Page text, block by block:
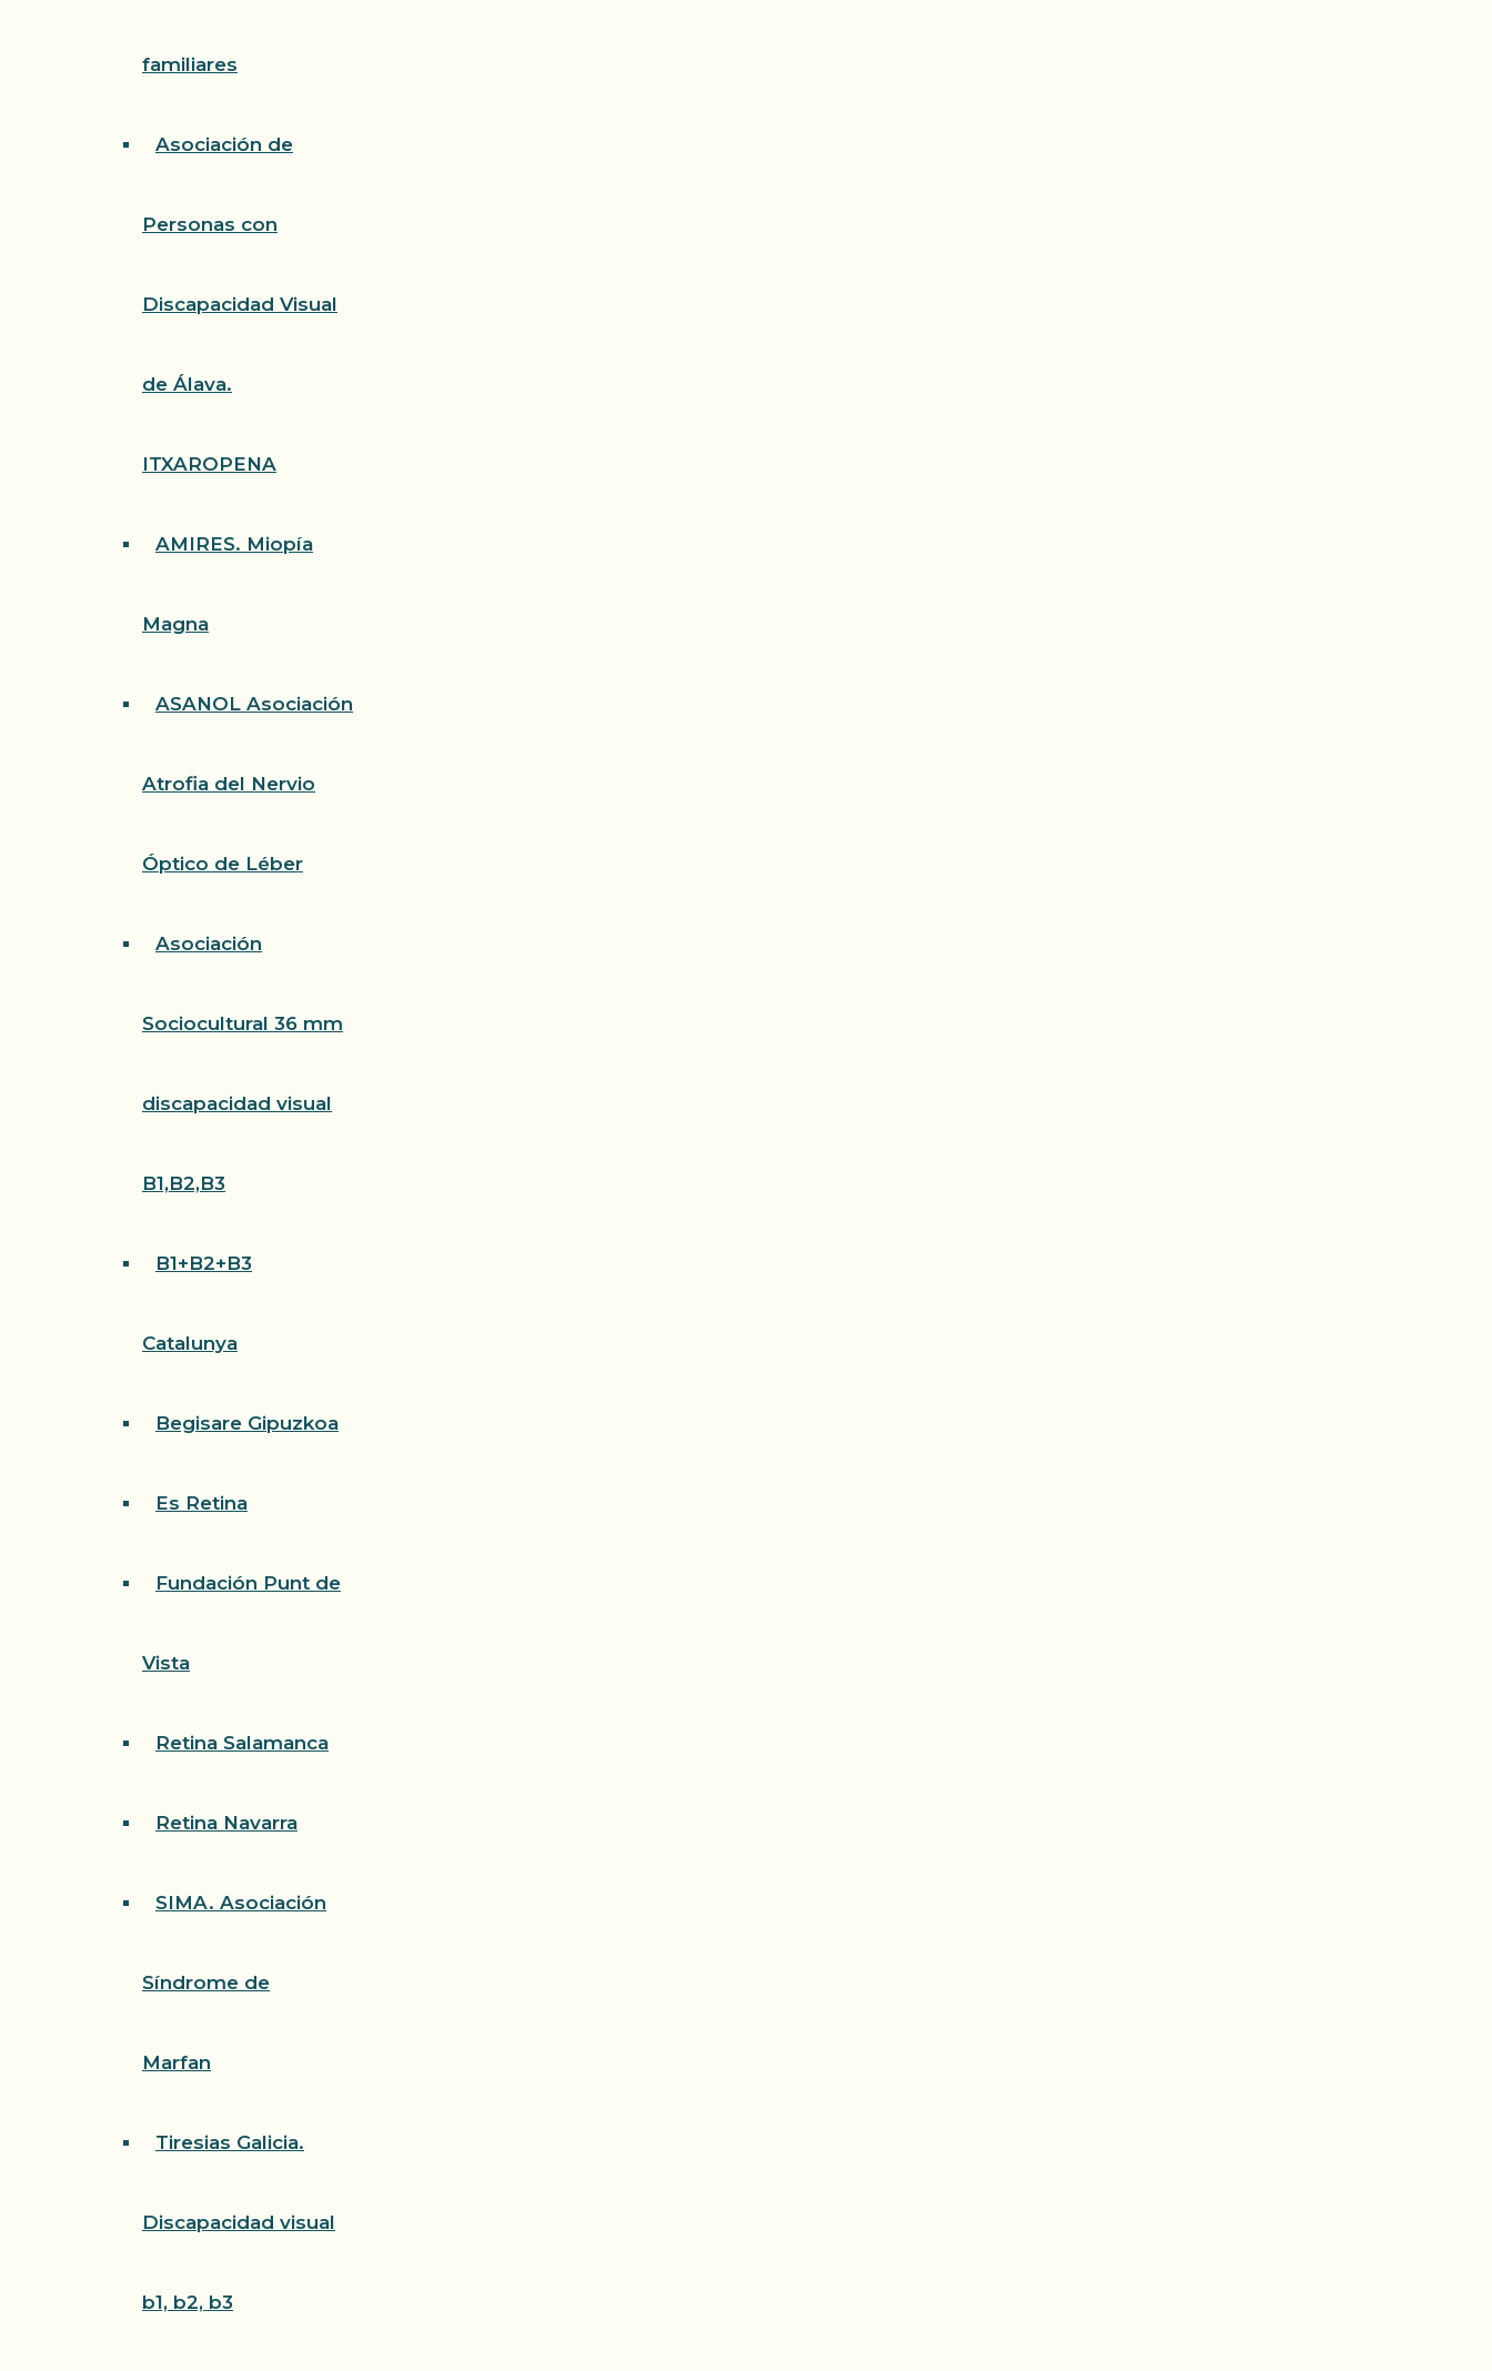
familiares
Asociación de
Personas con
Discapacidad Visual
de Álava.
ITXAROPENA
AMIRES. Miopía
Magna
ASANOL Asociación
Atrofia del Nervio
Óptico de Léber
Asociación
Sociocultural 36 mm
discapacidad visual
B1,B2,B3
B1+B2+B3
Catalunya
Begisare Gipuzkoa
Es Retina
Fundación Punt de
Vista
Retina Salamanca
Retina Navarra
SIMA. Asociación
Síndrome de
Marfan
Tiresias Galicia.
Discapacidad visual
b1, b2, b3